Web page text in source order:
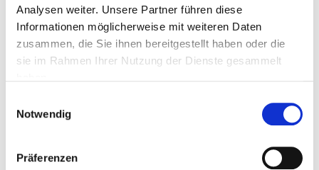
Analysen weiter. Unsere Partner führen diese
Informationen möglicherweise mit weiteren Daten
zusammen, die Sie ihnen bereitgestellt haben oder die
sie im Rahmen Ihrer Nutzung der Dienste gesammelt
Notwendig
Präferenzen